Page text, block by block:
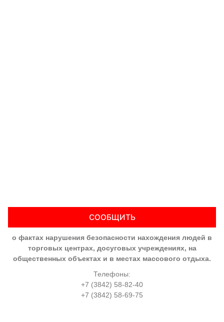
СООБЩИТЬ
о фактах нарушения безопасности нахождения людей в
торговых центрах, досуговых учреждениях, на
общественных объектах и в местах массового отдыха.
Телефоны:
+7 (3842) 58-82-40
+7 (3842) 58-69-75